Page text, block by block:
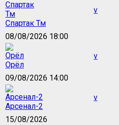
Спартак Тм
v
08/08/2026 18:00
Орёл
v
09/08/2026 14:00
Арсенал-2
v
15/08/2026